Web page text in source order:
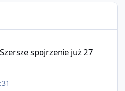
spojrzenie już 27